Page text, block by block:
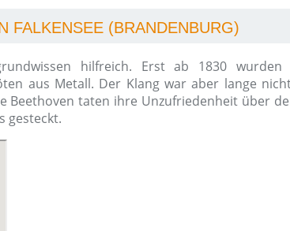
FALKENSEE (BRANDENBURG)
hilfreich. Erst ab 1830
aus Metall. Der Klang war aber lange
Beethoven taten ihre Unzufriedenheit über
gesteckt.